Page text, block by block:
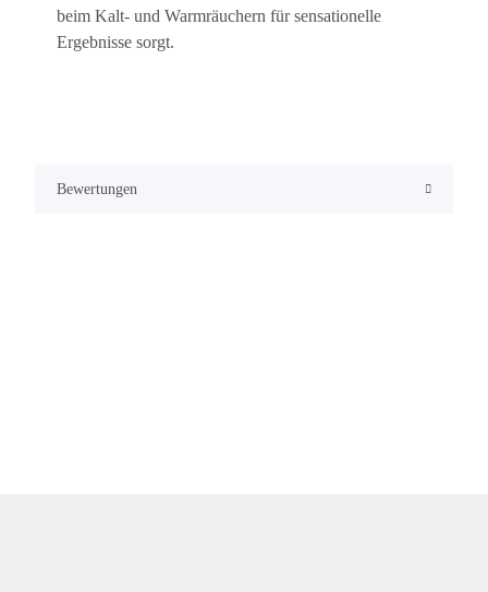
beim Kalt- und Warmräuchern für sensationelle
Ergebnisse sorgt.
Bewertungen